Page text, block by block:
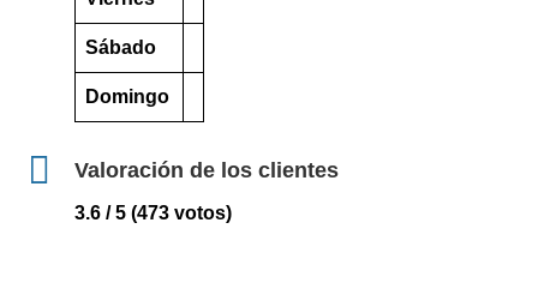
Sábado
Domingo
Valoración de los clientes
3.6 / 5 (473 votos)